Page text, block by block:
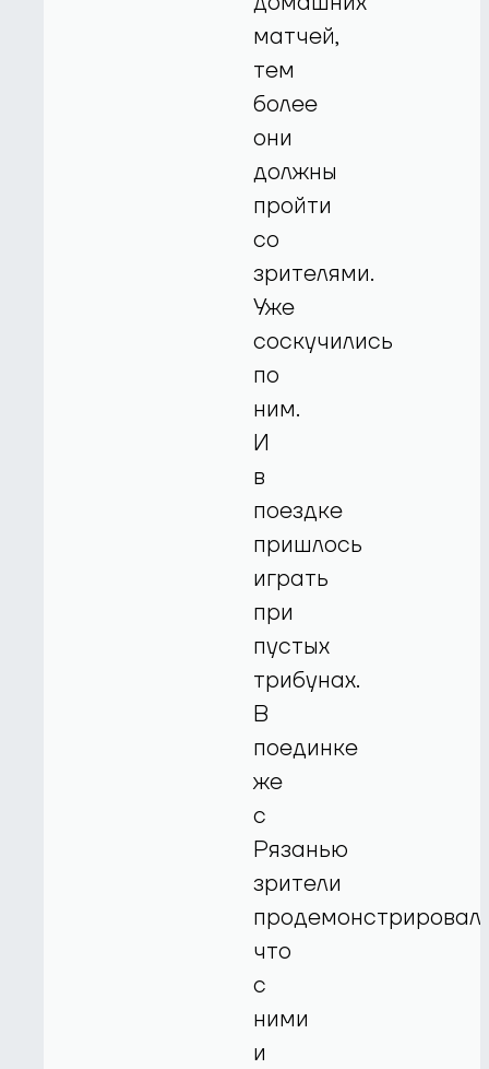
матчей,
тем
более
они
должны
пройти
со
зрителями.
Уже
соскучились
по
ним.
И
в
поездке
пришлось
играть
при
пустых
трибунах.
В
поединке
же
с
Рязанью
зрители
что
с
ними
и